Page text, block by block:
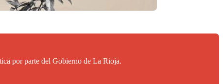
por parte del Gobierno de La Rioja.